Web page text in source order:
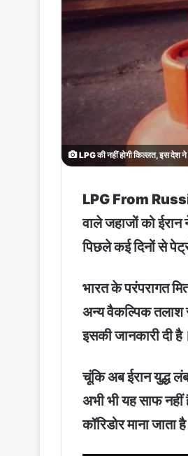
LPG की नहीं होगी किल्लत, इस देश ने
LPG From
वाले जहाजों को
पिछले कई दिनों से
भारत के परंपरागत
अन्य वैकल्पिक तलाश
इसकी जानकारी दी
चूंकि अब ईरान युद्ध
अभी भी यह साफ
कॉरिडोर माना